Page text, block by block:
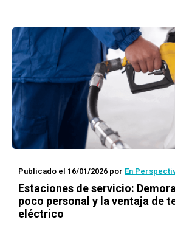
Publicado el 16/01/2026 por En
Estaciones de servicio:
poco personal y la ventaja de
eléctrico